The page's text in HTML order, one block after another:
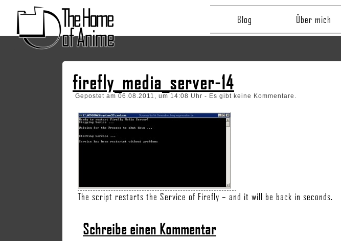
Blog Über mich
firefly_media_server-14
Gepostet am 06.08.2011, um 14:08 Uhr - Es gibt keine Kommentare.
The script restarts the Service of Firefly – and it will be back in seconds.
Schreibe einen Kommentar